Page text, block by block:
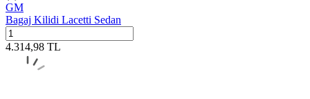
GM
Bagaj Kilidi Lacetti Sedan
4.314,98 TL